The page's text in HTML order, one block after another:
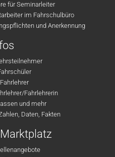
für Seminarleiter
im Fahrschulbüro
und Anerkennung
Fahrlehrerin
und mehr
Daten, Fakten